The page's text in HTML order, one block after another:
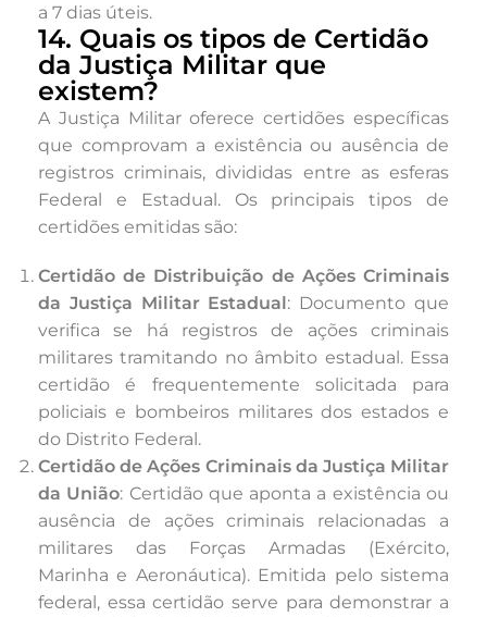
a 7 dias úteis.
14. Quais os tipos de Certidão
da Justiça Militar que
existem?
A Justiça Militar oferece certidões específicas
que comprovam a existência ou ausência de
registros criminais, divididas entre as esferas
Federal e Estadual. Os principais tipos de
certidões emitidas são:
Certidão de Distribuição de Ações Criminais
da Justiça Militar Estadual: Documento que
verifica se há registros de ações criminais
militares tramitando no âmbito estadual. Essa
certidão é frequentemente solicitada para
policiais e bombeiros militares dos estados e
do Distrito Federal.
Certidão de Ações Criminais da Justiça Militar
da União: Certidão que aponta a existência ou
ausência de ações criminais relacionadas a
militares das Forças Armadas (Exército,
Marinha e Aeronáutica). Emitida pelo sistema
federal, essa certidão serve para demonstrar a